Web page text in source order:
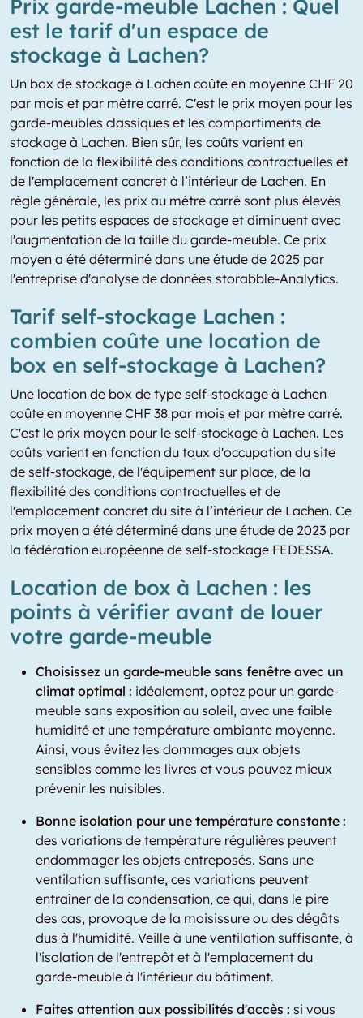
Prix garde-meuble Lachen : Quel
est le tarif d'un espace de
stockage à Lachen?
Un box de stockage à Lachen coûte en moyenne CHF 20
par mois et par mètre carré. C'est le prix moyen pour les
garde-meubles classiques et les compartiments de
stockage à Lachen. Bien sûr, les coûts varient en
fonction de la flexibilité des conditions contractuelles et
de l'emplacement concret à l’intérieur de Lachen. En
règle générale, les prix au mètre carré sont plus élevés
pour les petits espaces de stockage et diminuent avec
l'augmentation de la taille du garde-meuble. Ce prix
moyen a été déterminé dans une étude de 2025 par
l'entreprise d'analyse de données storabble-Analytics.
Tarif self-stockage Lachen :
combien coûte une location de
box en self-stockage à Lachen?
Une location de box de type self-stockage à Lachen
coûte en moyenne CHF 38 par mois et par mètre carré.
C'est le prix moyen pour le self-stockage à Lachen. Les
coûts varient en fonction du taux d'occupation du site
de self-stockage, de l'équipement sur place, de la
flexibilité des conditions contractuelles et de
l'emplacement concret du site à l’intérieur de Lachen. Ce
prix moyen a été déterminé dans une étude de 2023 par
la fédération européenne de self-stockage FEDESSA.
Location de box à Lachen : les
points à vérifier avant de louer
votre garde-meuble
Choisissez un garde-meuble sans fenêtre avec un
climat optimal : idéalement, optez pour un garde-
meuble sans exposition au soleil, avec une faible
humidité et une température ambiante moyenne.
Ainsi, vous évitez les dommages aux objets
sensibles comme les livres et vous pouvez mieux
prévenir les nuisibles.
Bonne isolation pour une température constante :
des variations de température régulières peuvent
endommager les objets entreposés. Sans une
ventilation suffisante, ces variations peuvent
entraîner de la condensation, ce qui, dans le pire
des cas, provoque de la moisissure ou des dégâts
dus à l'humidité. Veille à une ventilation suffisante, à
l'isolation de l'entrepôt et à l'emplacement du
garde-meuble à l'intérieur du bâtiment.
Faites attention aux possibilités d'accès : si vous